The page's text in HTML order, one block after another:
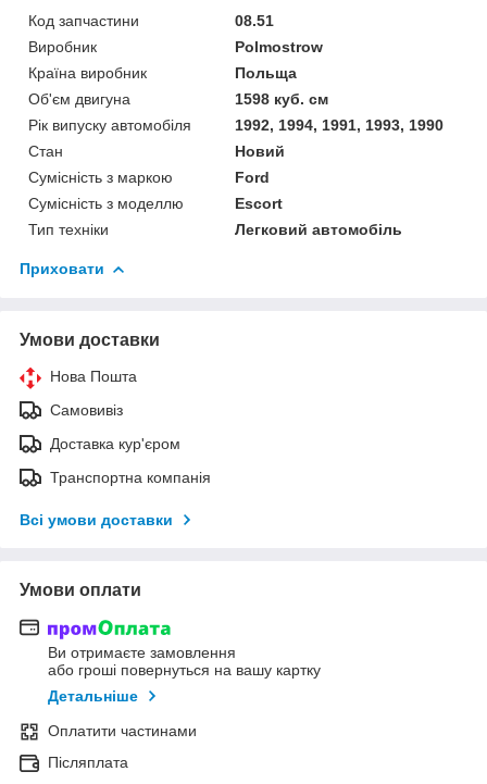
Код запчастини
08.51
Виробник
Polmostrow
Країна виробник
Польща
Об'єм двигуна
1598 куб. см
Рік випуску автомобіля
1992, 1994, 1991, 1993, 1990
Стан
Новий
Сумісність з маркою
Ford
Сумісність з моделлю
Escort
Тип техніки
Легковий автомобіль
Приховати
Умови доставки
Нова Пошта
Самовивіз
Доставка кур'єром
Транспортна компанія
Всі умови доставки
Умови оплати
Ви отримаєте замовлення
або гроші повернуться на вашу картку
Детальніше
Оплатити частинами
Післяплата